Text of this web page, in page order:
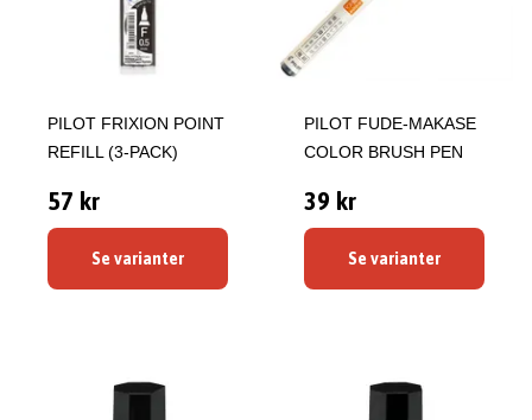
PILOT FRIXION POINT
REFILL (3-PACK)
57 kr
Se varianter
PILOT FUDE-MAKASE
COLOR BRUSH PEN
39 kr
Se varianter